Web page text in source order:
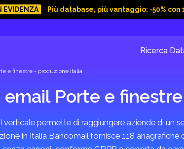
EVIDENZA Più database, più vantaggio: -50%
Ricerca
e finestre - produzione Italia
email Porte e
verticale permette di raggiungere aziende di un
in Italia Bancomail fornisce 118